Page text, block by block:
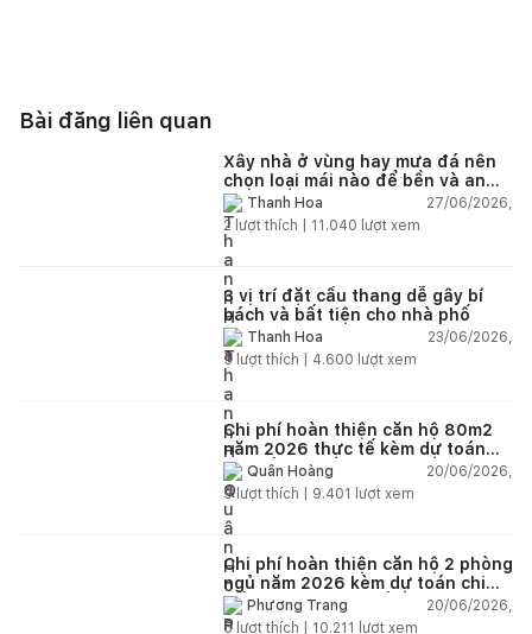
Bài đăng liên quan
Xây nhà ở vùng hay mưa đá nên
chọn loại mái nào để bền và an
toàn?Thanh Hoa
27/06/2026,
2 lượt thích | 11.040 lượt xem
3 vị trí đặt cầu thang dễ gây bí
bách và bất tiện cho nhà phố
Thanh Hoa
23/06/2026,
5 lượt thích | 4.600 lượt xem
Chi phí hoàn thiện căn hộ 80m2
năm 2026 thực tế kèm dự toán
chi tiết từng hạng mục
Quân Hoàng
20/06/2026,
9lượt thích | 9.401 lượt xem
Chi phí hoàn thiện căn hộ 2 phòng
ngủ năm 2026 kèm dự toán chi
tiết và ví dụ thực tế
Phương Trang
20/06/2026,
5 lượt thích | 10.211 lượt xem